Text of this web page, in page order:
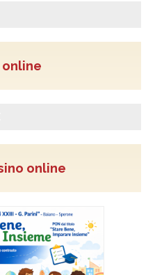
online
online